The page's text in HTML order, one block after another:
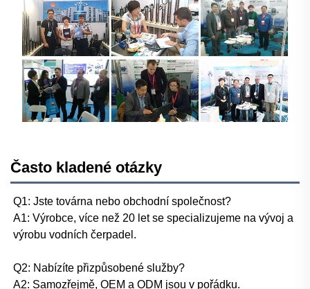
Často kladené otázky
Q1: Jste továrna nebo obchodní společnost?
A1: Výrobce, více než 20 let se specializujeme na vývoj a
výrobu vodních čerpadel.
Q2: Nabízíte přizpůsobené služby?
A2: Samozřejmě, OEM a ODM jsou v pořádku.